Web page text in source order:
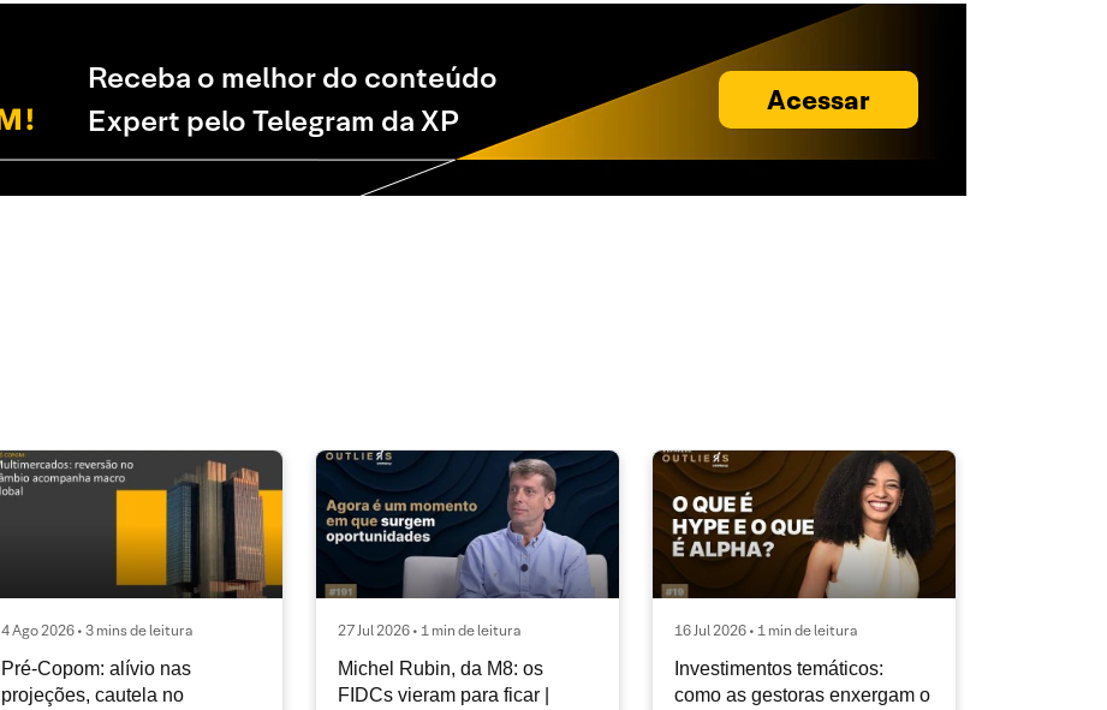
Receba o melhor do conteúdo
Expert pelo Telegram da XP
Acessar
4 Ago 2026 • 3 mins de leitura
Pré-Copom: alívio nas
projeções, cautela no
27 Jul 2026 • 1 min de leitura
Michel Rubin, da M8: os
FIDCs vieram para ficar |
16 Jul 2026 • 1 min de leitura
Investimentos temáticos:
como as gestoras enxergam o